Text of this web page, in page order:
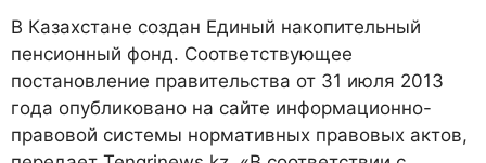
В Казахстане создан Единый накопительный
пенсионный фонд. Соответствующее
постановление правительства от 31 июля 2013
года опубликовано на сайте информационно-
правовой системы нормативных правовых актов,